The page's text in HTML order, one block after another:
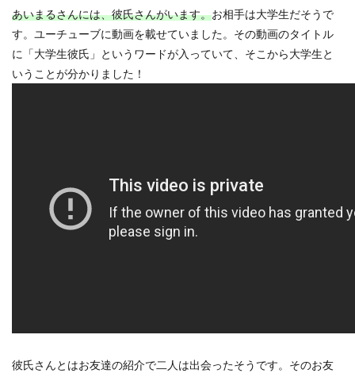
あいまるさんには、彼氏さんがいます。お相手は大学生だそうで
す。ユーチューブに動画を載せていました。その動画のタイトル
に「大学生彼氏」というワードが入っていて、そこから大学生と
いうことが分かりました！
彼氏さんとはお友達の紹介で二人は出会ったそうです。そのお友